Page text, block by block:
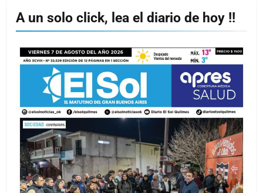
A un solo click, lea el diario de hoy !!